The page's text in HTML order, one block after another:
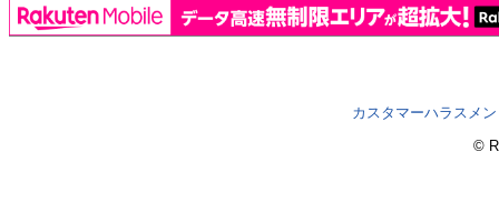
カスタマーハラスメ
©